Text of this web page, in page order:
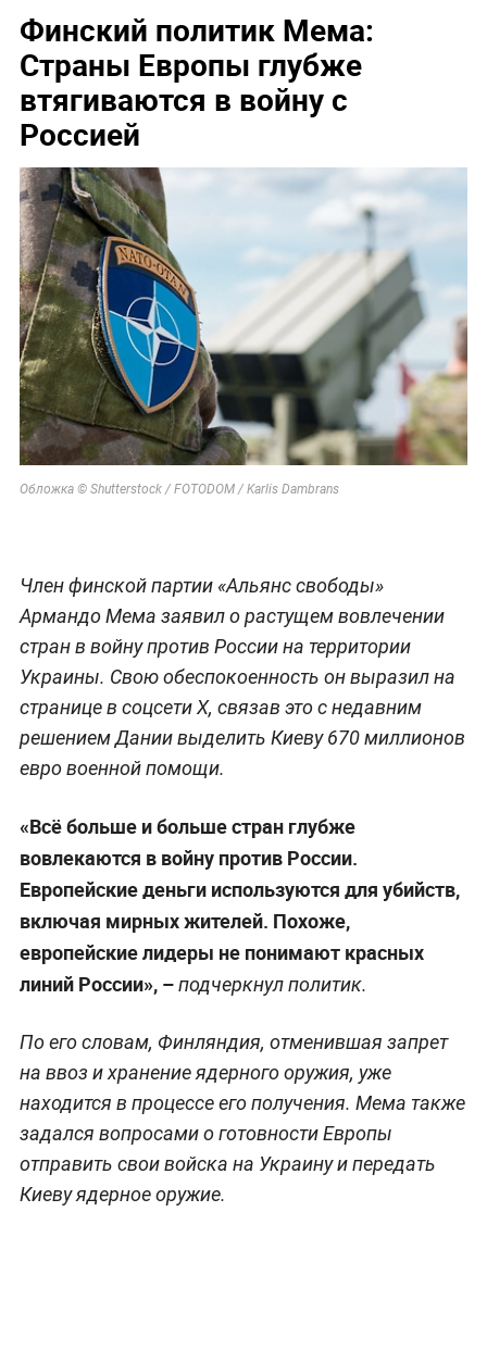
Финский политик Мема:
Страны Европы глубже
втягиваются в войну с
Россией
Обложка © Shutterstock / FOTODOM / Karlis Dambrans
Член финской партии «Альянс свободы»
Армандо Мема заявил о растущем вовлечении
стран в войну против России на территории
Украины. Свою обеспокоенность он выразил на
странице в соцсети X, связав это с недавним
решением Дании выделить Киеву 670 миллионов
евро военной помощи.
«Всё больше и больше стран глубже
вовлекаются в войну против России.
Европейские деньги используются для убийств,
включая мирных жителей. Похоже,
европейские лидеры не понимают красных
линий России», –подчеркнул политик.
По его словам, Финляндия, отменившая запрет
на ввоз и хранение ядерного оружия, уже
находится в процессе его получения. Мема также
задался вопросами о готовности Европы
отправить свои войска на Украину и передать
Киеву ядерное оружие.